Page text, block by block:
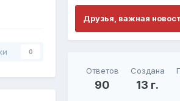
0
Друзья, важная
Ответов
90
Создана
13 г.